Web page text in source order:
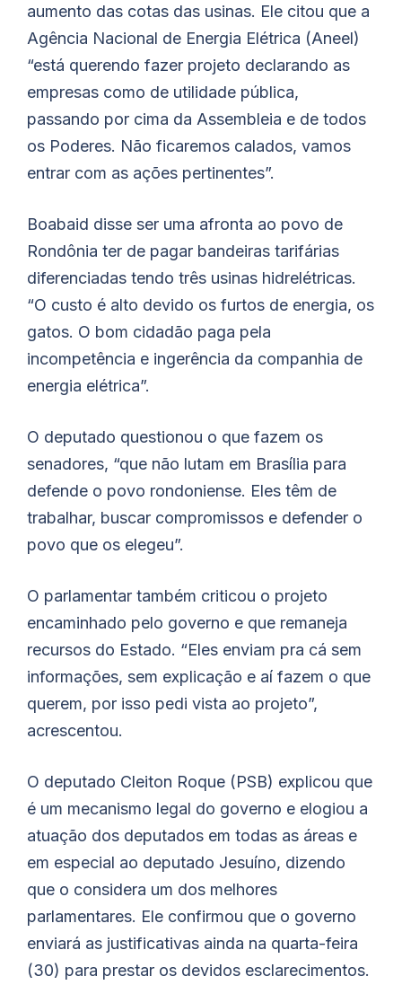
aumento das cotas das usinas. Ele citou que a
Agência Nacional de Energia Elétrica (Aneel)
“está querendo fazer projeto declarando as
empresas como de utilidade pública,
passando por cima da Assembleia e de todos
os Poderes. Não ficaremos calados, vamos
entrar com as ações pertinentes”.
Boabaid disse ser uma afronta ao povo de
Rondônia ter de pagar bandeiras tarifárias
diferenciadas tendo três usinas hidrelétricas.
“O custo é alto devido os furtos de energia, os
gatos. O bom cidadão paga pela
incompetência e ingerência da companhia de
energia elétrica”.
O deputado questionou o que fazem os
senadores, “que não lutam em Brasília para
defende o povo rondoniense. Eles têm de
trabalhar, buscar compromissos e defender o
povo que os elegeu”.
O parlamentar também criticou o projeto
encaminhado pelo governo e que remaneja
recursos do Estado. “Eles enviam pra cá sem
informações, sem explicação e aí fazem o que
querem, por isso pedi vista ao projeto”,
acrescentou.
O deputado Cleiton Roque (PSB) explicou que
é um mecanismo legal do governo e elogiou a
atuação dos deputados em todas as áreas e
em especial ao deputado Jesuíno, dizendo
que o considera um dos melhores
parlamentares. Ele confirmou que o governo
enviará as justificativas ainda na quarta-feira
(30) para prestar os devidos esclarecimentos.